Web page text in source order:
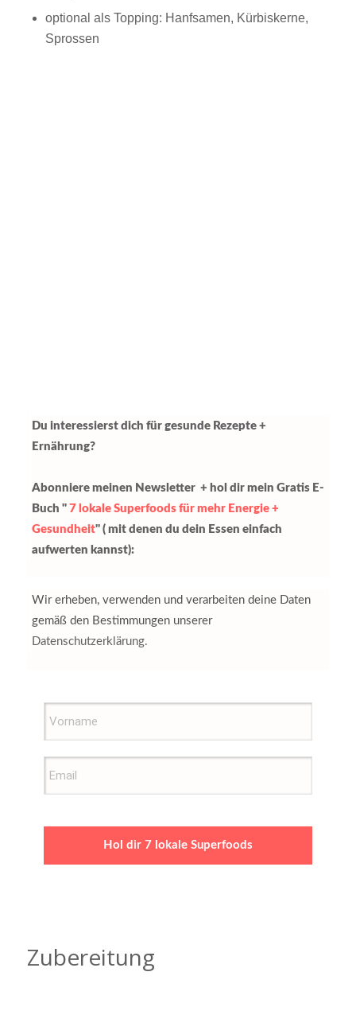
optional als Topping: Hanfsamen, Kürbiskerne,
Sprossen
Du interessierst dich für gesunde Rezepte +
Ernährung?
Abonniere meinen Newsletter + hol dir mein Gratis E-
Buch " 7 lokale Superfoods für mehr Energie +
Gesundheit" ( mit denen du dein Essen einfach
aufwerten kannst):
Wir erheben, verwenden und verarbeiten deine Daten
gemäß den Bestimmungen unserer
Datenschutzerklärung.
Hol dir 7 lokale Superfoods
Zubereitung